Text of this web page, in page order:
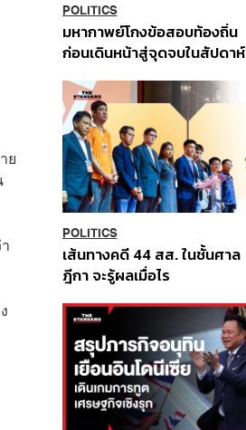
ย
POLITICS
มหากาพย์โกงข้อสอบท้องถิ่น
ก่อนเดินหน้าสู่จุดจบในสัปดาห์
POLITICS
เส้นทางคดี 44 สส. ในชั้นศาล
ฎีกา จะรู้ผลเมื่อไร